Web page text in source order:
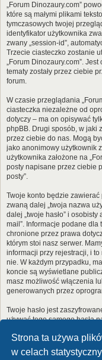
Strona ta używa
w celach
„Forum Dinozaury.com”
które są małymi plikami
tymczasowych twojej
identyfikator użytkownika
zwany „session-id”,
Trzecie ciasteczko zostanie
„Forum Dinozaury.com”.
tematy zostały przez ciebie
forum.
W czasie przeglądania
ciasteczka niezależne od
dotyczy – ma on opisywać
phpBB. Drugi sposób, w jaki
przez ciebie do nas. Mogą
jako anonimowy użytkownik
użytkownika założone na
posty napisane przez ciebie
posty”.
Twoje konto będzie
zwaną dalej „twoja nazwa
dalej „twoje hasło” i
mail”. Informacje podane dla
chronione przez prawa
którym stoi nasz serwer.
informacji przy rejestracji, i
nie. W każdym przypadku,
koncie są wyświetlane
masz możliwość włączenia
generowanych przez
Twoje hasło jest
używać tego samego hasła
umożliwia dostęp do
w żadnym wypadku nie
pamiętam hasła”. Witryna
e-mail. Po podaniu tych